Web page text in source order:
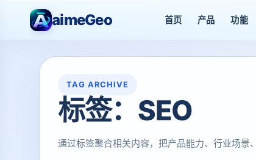
aimeGeo 首页 产品 功能
TAG ARCHIVE
标签：SEO
通过标签聚合相关内容，把产品能力、行业场景